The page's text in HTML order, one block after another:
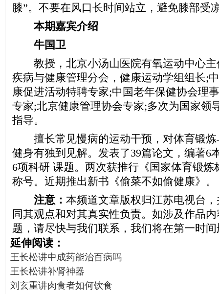
膝”。不要在风口长时间站立，避免膝部受
本期嘉宾介绍
牛国卫
教授，北京小汤山医院有氧运动中心主
疾病与健康管理分会，健康运动学组组长;
康促进活动特聘专家;中国老年保健协会理
专家;北京健康管理协会专家;多次为国家领
指导。
擅长常见慢病的运动干预，对体育锻炼
健身有独到见解。发表了39篇论文，编著6
6项科研 课题。两次获推行《国家体育锻炼
称号。近期推出新书《偷菜不如偷健康》。
注意： 本频道文章版权归江苏电视台
同其观点和对其真实性负责。如涉及作品
题，请尽快与我们联系，我们将在第一时
延伸阅读：
王长松讲中成药能治百病吗
王长松讲补肾神器
刘玄重讲肉食者如何饮食